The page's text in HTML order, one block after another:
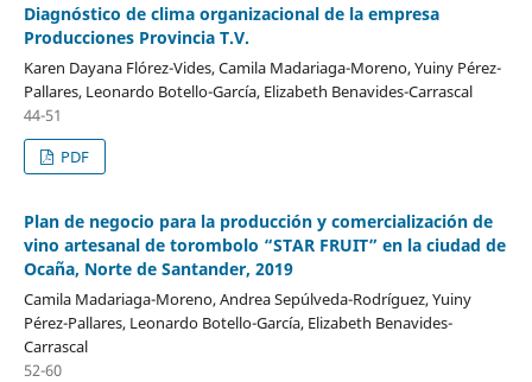
Diagnóstico de clima organizacional de la empresa
Producciones Provincia T.V.
Karen Dayana Flórez-Vides, Camila Madariaga-Moreno, Yuiny Pérez-
Pallares, Leonardo Botello-García, Elizabeth Benavides-Carrascal
44-51
PDF
Plan de negocio para la producción y comercialización de
vino artesanal de torombolo “STAR FRUIT” en la ciudad de
Ocaña, Norte de Santander, 2019
Camila Madariaga-Moreno, Andrea Sepúlveda-Rodríguez, Yuiny
Pérez-Pallares, Leonardo Botello-García, Elizabeth Benavides-
Carrascal
52-60